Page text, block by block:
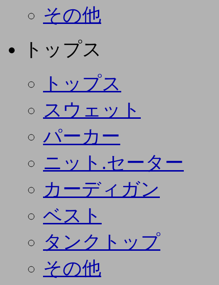
その他
トップス
トップス
スウェット
パーカー
ニット.セーター
カーディガン
ベスト
タンクトップ
その他